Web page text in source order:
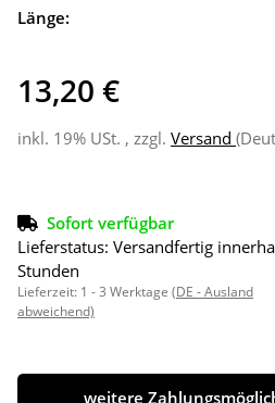
Länge:
13,20 €
inkl. 19% USt. , zzgl. Versand
Sofort verfügbar
Lieferstatus: Versandfertig
Stunden
Lieferzeit: 1 - 3 Werktage (DE - Ausland
abweichend)
weitere